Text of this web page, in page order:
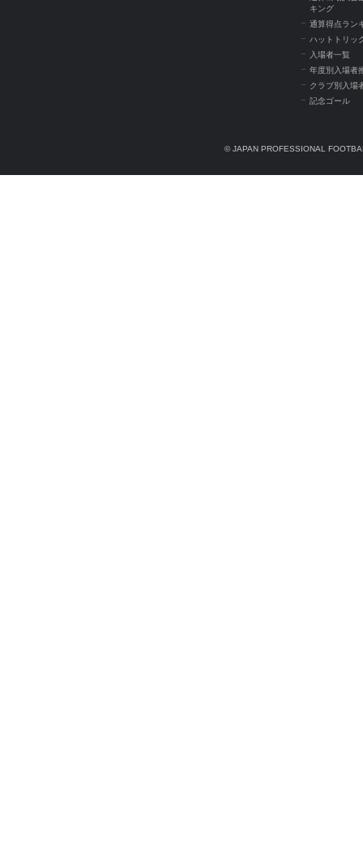
キング
通算得点ラン
ハットトリッ
入場者一覧
年度別入場者
クラブ別入場
記念ゴール
© JAPAN PROFESSIONAL